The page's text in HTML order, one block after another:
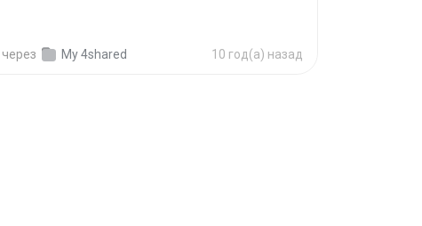
через My 4shared 10 год(а) назад